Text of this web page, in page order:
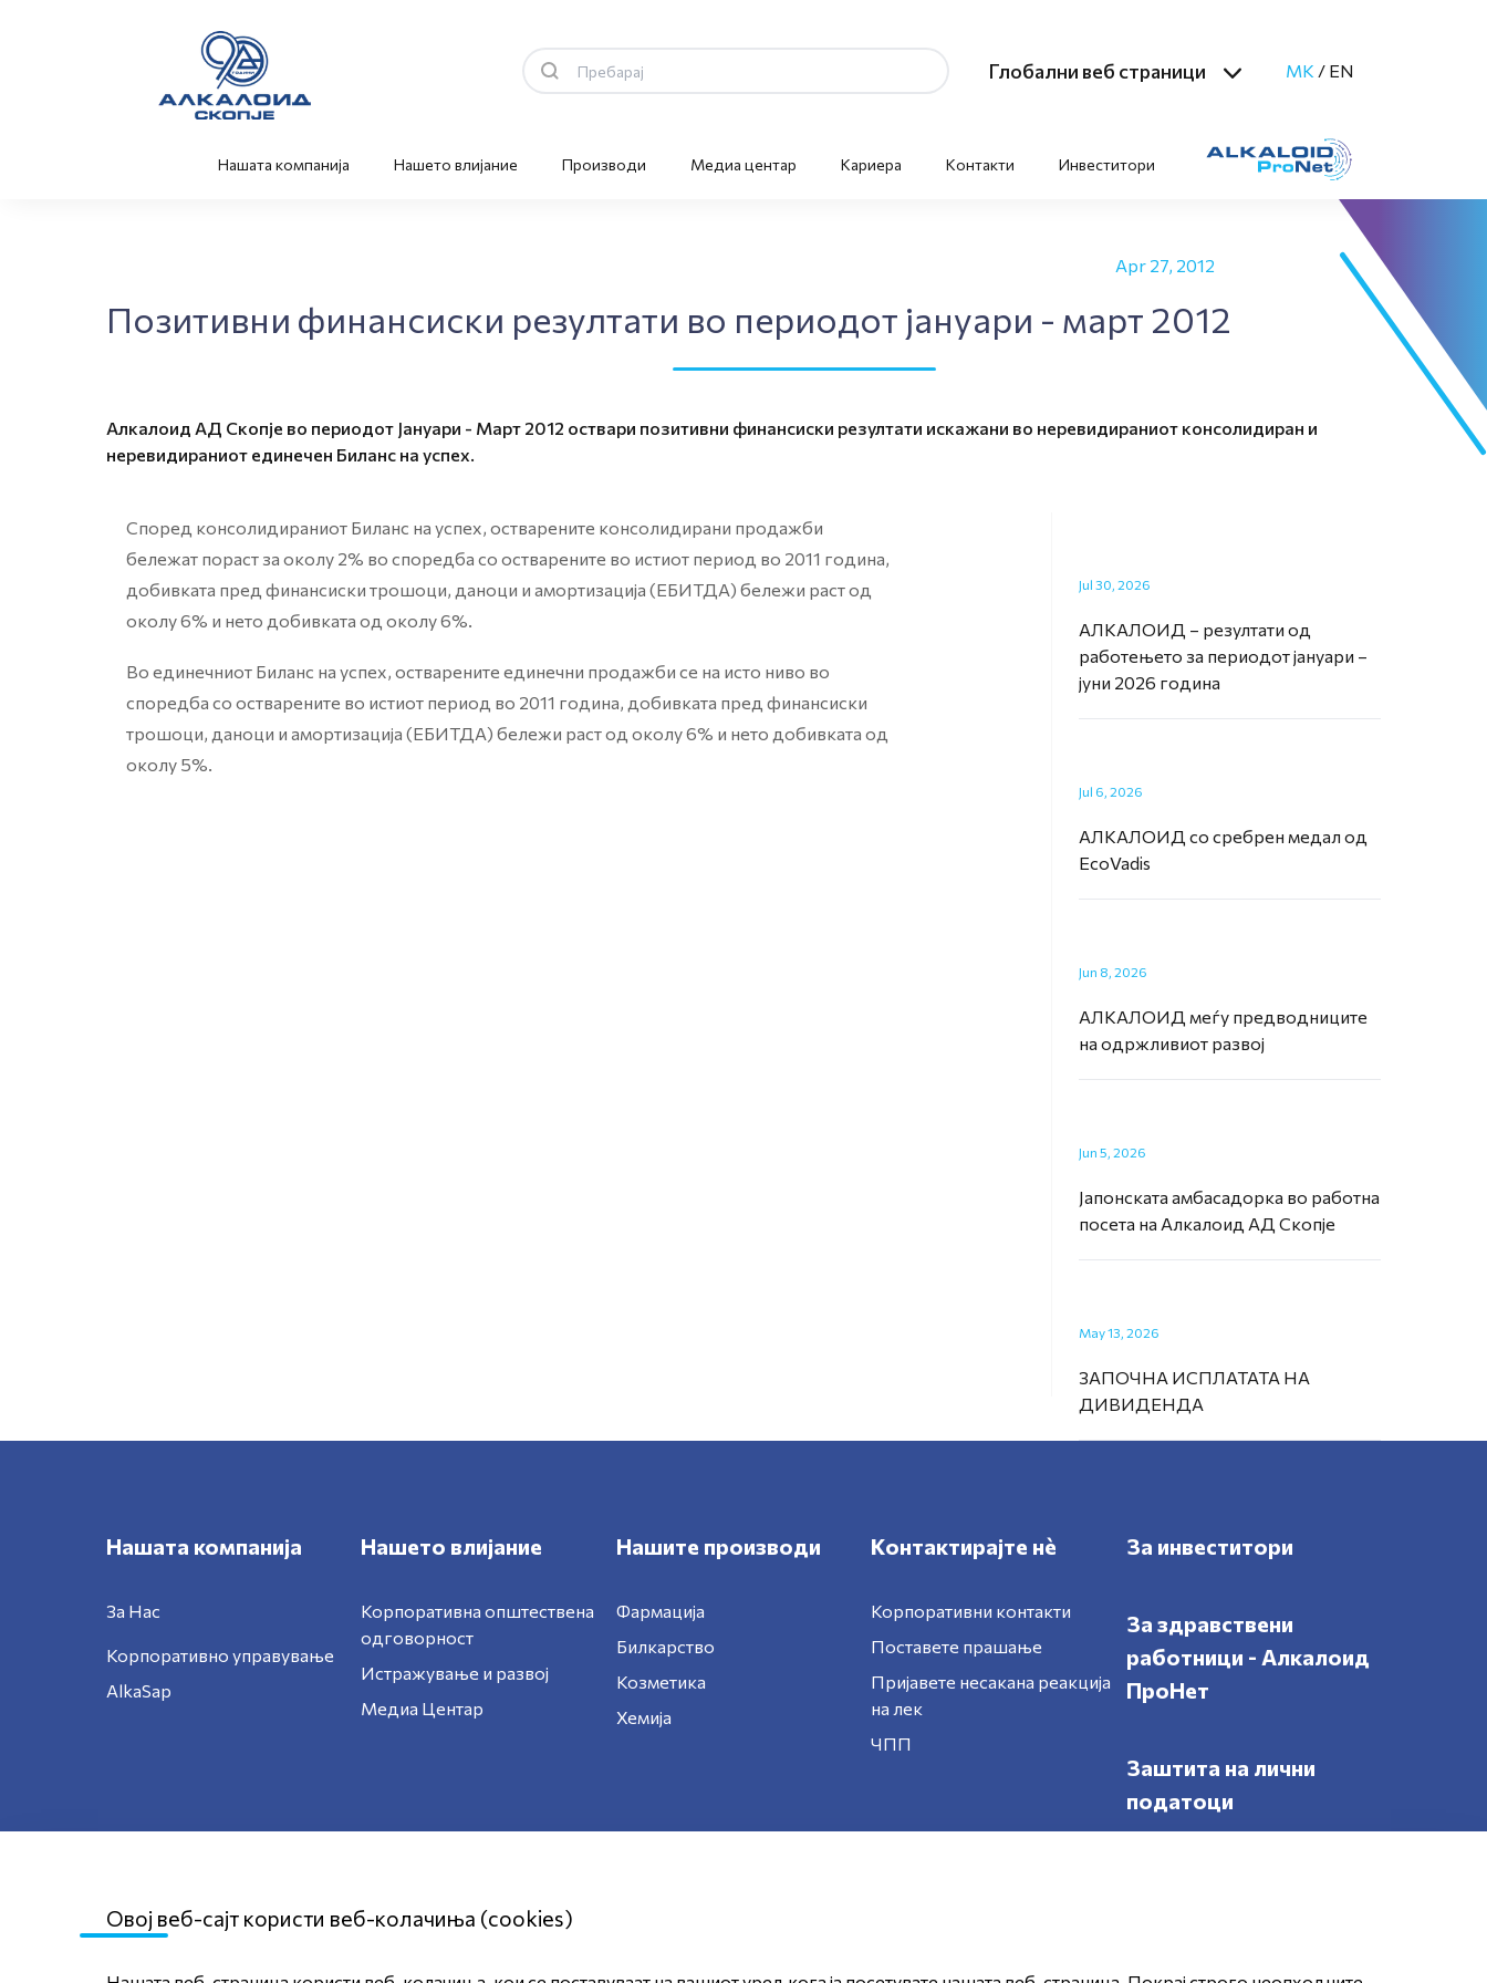
Глобални веб страници MK / EN
Нашата компанија Нашето влијание Производи Медиа центар Кариера Контакти Инвеститори
Apr 27, 2012
Позитивни финансиски резултати во периодот јануари - март 2012
Aлкалоид АД Скопје во периодот Јануари - Март 2012 оствари позитивни финансиски резултати искажани во неревидираниот консолидиран и
неревидираниот единечен Биланс на успех.
Според консолидираниот Биланс на успех, остварените консолидирани продажби
бележат пораст за околу 2% во споредба со остварените во истиот период во 2011 година,
добивката пред финансиски трошоци, даноци и амортизација (ЕБИТДА) бележи раст од
околу 6% и нето добивката од околу 6%.
Во единечниот Биланс на успех, остварените единечни продажби се на исто ниво во
споредба со остварените во истиот период во 2011 година, добивката пред финансиски
трошоци, даноци и амортизација (ЕБИТДА) бележи раст од околу 6% и нето добивката од
околу 5%.
Jul 30, 2026
АЛКАЛОИД – резултати од
работењето за периодот јануари –
јуни 2026 година
Jul 6, 2026
АЛКАЛОИД со сребрен медал од
EcoVadis
Jun 8, 2026
АЛКАЛОИД меѓу предводниците
на одржливиот развој
Jun 5, 2026
Јапонската амбасадорка во работна
посета на Алкалоид АД Скопје
May 13, 2026
ЗАПОЧНА ИСПЛАТАТА НА
ДИВИДЕНДА
Нашата компанија
За Нас
Корпоративно управување
AlkaSap
Нашето влијание
Корпоративна општествена
одговорност
Истражување и развој
Медиа Центар
Нашите производи
Фармација
Билкарство
Козметика
Хемија
Контактирајте нè
Корпоративни контакти
Поставете прашање
Пријавете несакана реакција
на лек
ЧПП
За инвеститори
За здравствени
работници - Алкалоид
ПроНет
Заштита на лични
податоци
Овој веб-сајт користи веб-колачиња (cookies)